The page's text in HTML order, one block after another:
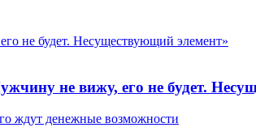
не будет. Несуществующий элемент»
не вижу, его не будет.
ждут денежные возможности